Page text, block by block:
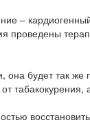
–
будет так
табакокурения,